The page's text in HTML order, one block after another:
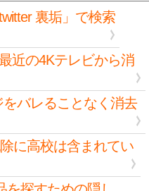
裏垢」で検索
近の4Kテレビから消
バレることなく消去
に高校は含まれてい